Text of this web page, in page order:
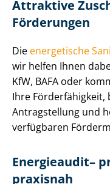
Attraktive
Förderungen
Die energetische
wir helfen Ihnen
KfW, BAFA oder
Ihre Förderfähigkeit,
Antragstellung und
verfügbaren
Energieaudit–
praxisnah